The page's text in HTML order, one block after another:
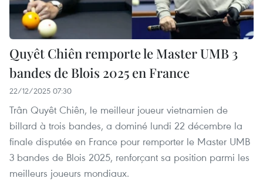
Quyêt Chiên remporte le Master UMB 3
bandes de Blois 2025 en France
22/12/2025 07:30
Trân Quyêt Chiên, le meilleur joueur vietnamien de
billard à trois bandes, a dominé lundi 22 décembre la
finale disputée en France pour remporter le Master UMB
3 bandes de Blois 2025, renforçant sa position parmi les
meilleurs joueurs mondiaux.